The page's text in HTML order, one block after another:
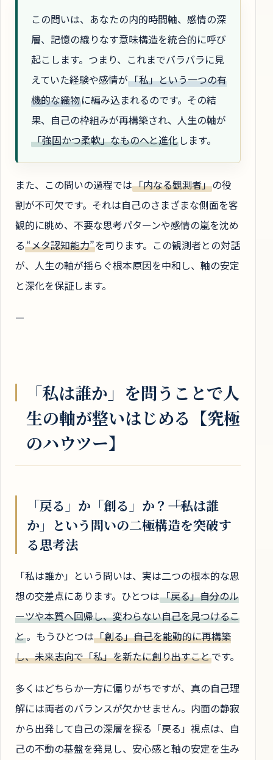
この問いは、あなたの内的時間軸、感情の深
層、記憶の織りなす意味構造を統合的に呼び
起こします。つまり、これまでバラバラに見
えていた経験や感情が「私」という一つの有
機的な織物に編み込まれるのです。その結
果、自己の枠組みが再構築され、人生の軸が
「強固かつ柔軟」なものへと進化します。
また、この問いの過程では「内なる観測者」の役
割が不可欠です。それは自己のさまざまな側面を客
観的に眺め、不要な思考パターンや感情の嵐を沈め
る“メタ認知能力”を司ります。この観測者との対話
が、人生の軸が揺らぐ根本原因を中和し、軸の安定
と深化を保証します。
—
「私は誰か」を問うことで人
生の軸が整いはじめる【究極
のハウツー】
「戻る」か「創る」か？――「私は誰
か」という問いの二極構造を突破す
る思考法
「私は誰か」という問いは、実は二つの根本的な思
想の交差点にあります。ひとつは「戻る」――自分のル
ーツや本質へ回帰し、変わらない自己を見つけるこ
と。もうひとつは「創る」――自己を能動的に再構築
し、未来志向で「私」を新たに創り出すことです。
多くはどちらか一方に偏りがちですが、真の自己理
解には両者のバランスが欠かせません。内面の静寂
から出発して自己の深層を探る「戻る」視点は、自
己の不動の基盤を発見し、安心感と軸の安定を生み